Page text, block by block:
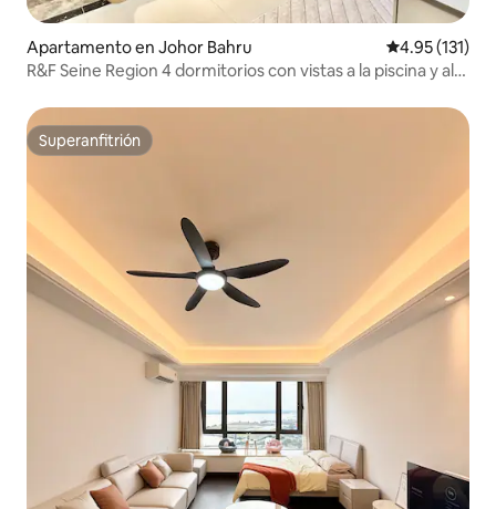
Apartamento en Johor Bahru Calificación
4.95 (131)
R&F Seine Region 4 dormitorios con vistas a la piscina y al
Superanfitrión
Superanfitrión